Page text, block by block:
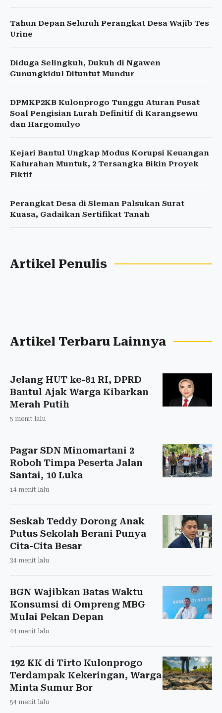
Tahun Depan Seluruh Perangkat Desa Wajib Tes
Urine
Diduga Selingkuh, Dukuh di Ngawen
Gunungkidul Dituntut Mundur
DPMKP2KB Kulonprogo Tunggu Aturan Pusat
Soal Pengisian Lurah Definitif di Karangsewu
dan Hargomulyo
Kejari Bantul Ungkap Modus Korupsi Keuangan
Kalurahan Muntuk, 2 Tersangka Bikin Proyek
Fiktif
Perangkat Desa di Sleman Palsukan Surat
Kuasa, Gadaikan Sertifikat Tanah
Artikel Penulis
Artikel Terbaru Lainnya
Jelang HUT ke-81 RI, DPRD
Bantul Ajak Warga Kibarkan
Merah Putih
5 menit lalu
Pagar SDN Minomartani 2
Roboh Timpa Peserta Jalan
Santai, 10 Luka
14 menit lalu
Seskab Teddy Dorong Anak
Putus Sekolah Berani Punya
Cita-Cita Besar
34 menit lalu
BGN Wajibkan Batas Waktu
Konsumsi di Ompreng MBG
Mulai Pekan Depan
44 menit lalu
192 KK di Tirto Kulonprogo
Terdampak Kekeringan, Warga
Minta Sumur Bor
54 menit lalu